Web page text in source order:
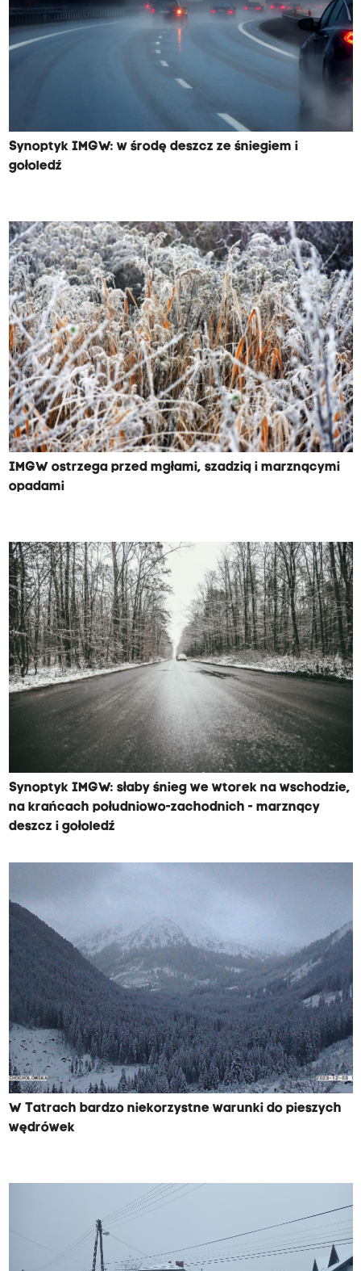
Synoptyk IMGW: w środę deszcz ze śniegiem i
gołoledź
IMGW ostrzega przed mgłami, szadzią i marznącymi
opadami
Synoptyk IMGW: słaby śnieg we wtorek na wschodzie,
na krańcach południowo-zachodnich - marznący
deszcz i gołoledź
W Tatrach bardzo niekorzystne warunki do pieszych
wędrówek